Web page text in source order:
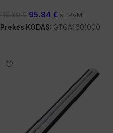
95.84 € su PVM
Prekės KODAS: GTGA1601000